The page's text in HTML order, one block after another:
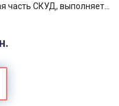
СКУД, выполняет...